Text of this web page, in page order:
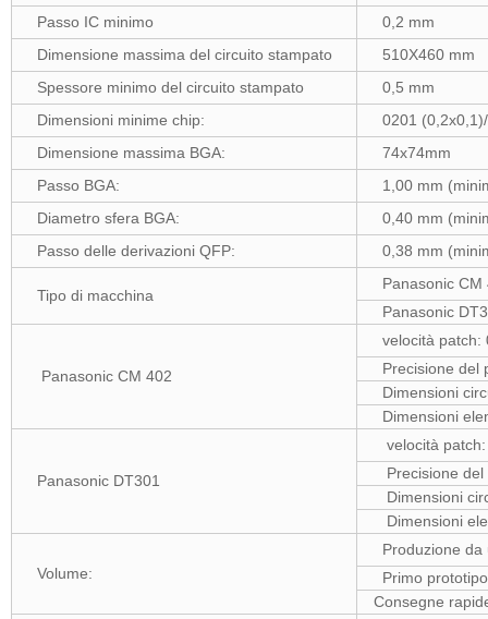
Passo IC minimo
0,2 mm
Dimensione massima del circuito stampato
510X460 mm
Spessore minimo del circuito stampato
0,5 mm
Dimensioni minime chip:
0201
Dimensione massima BGA:
74x74mm
Passo BGA:
1,00 mm
Diametro sfera BGA:
0,40 mm
Passo delle derivazioni QFP:
0,38 mm
Tipo di macchina
Panasonic CM
Panasonic
Panasonic CM 402
velocità patch:
Precisione del
Dimensioni
Dimensioni
Panasonic DT301
velocità
Precisione del
Dimensioni
Dimensioni
Volume:
Produzione da
Primo
Consegne